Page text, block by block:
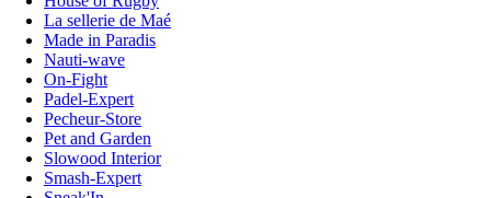
La sellerie de Maé
Made in Paradis
Nauti-wave
On-Fight
Padel-Expert
Pecheur-Store
Pet and Garden
Slowood Interior
Smash-Expert